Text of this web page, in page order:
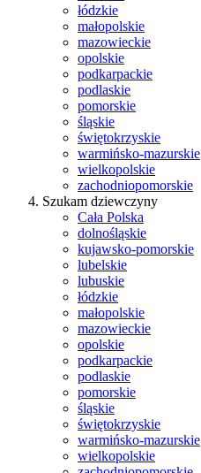
łódzkie
małopolskie
mazowieckie
opolskie
podkarpackie
podlaskie
pomorskie
śląskie
świętokrzyskie
warmińsko-mazurskie
wielkopolskie
zachodniopomorskie
Szukam dziewczyny
Cała Polska
dolnośląskie
kujawsko-pomorskie
lubelskie
lubuskie
łódzkie
małopolskie
mazowieckie
opolskie
podkarpackie
podlaskie
pomorskie
śląskie
świętokrzyskie
warmińsko-mazurskie
wielkopolskie